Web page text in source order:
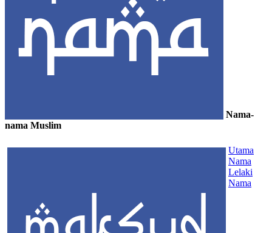
Nama-
nama Muslim
Utama
Nama
Lelaki
Nama